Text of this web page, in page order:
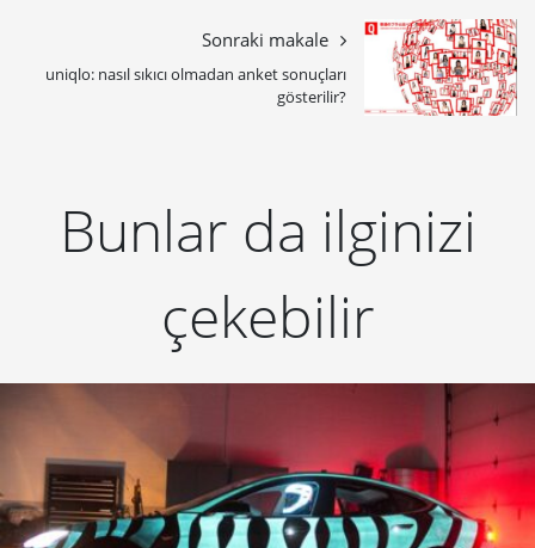
Sonraki makale
uniqlo: nasıl sıkıcı olmadan anket sonuçları
gösterilir?
Bunlar da ilginizi
çekebilir